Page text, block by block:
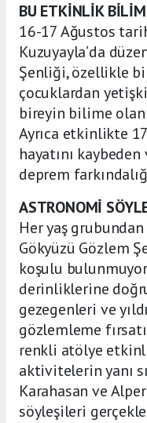
BU ETKİNLİK
16-17 Ağustos
Kuzuyayla’da
Şenliği, özellikle
çocuklardan
bireyin bilime
Ayrıca etkinlikte
hayatını
deprem
ASTRONOMİ
Her yaş grubundan
Gökyüzü Gözlem
koşulu
derinliklerine
gezegenleri ve
gözlemleme
renkli atölye
aktivitelerin yanı
Karahasan ve
söyleşileri